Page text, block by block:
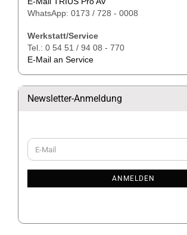
WhatsApp: 0173 / 728 - 0008
Werkstatt/Service
Tel.: 0 54 51 / 94 08 - 770
E-Mail an Service
Newsletter-Anmeldung
WEITER
ZUR
E-
Mail
ANMELDEN